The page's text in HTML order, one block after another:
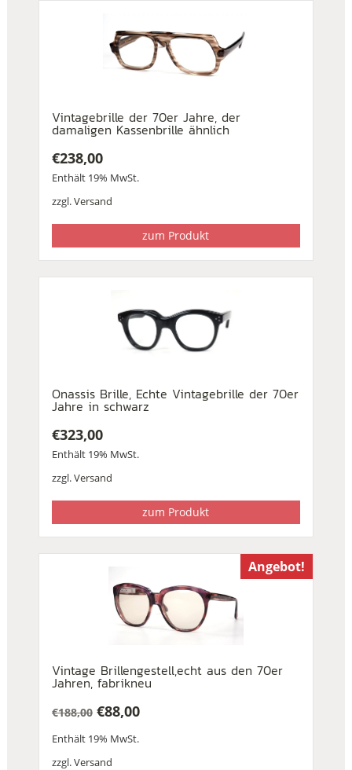
Vintagebrille der 70er Jahre, der
damaligen Kassenbrille ähnlich
€238,00
Enthält 19% MwSt.
zzgl.Versand
zum Produkt
Onassis Brille, Echte Vintagebrille der 70er
Jahre in schwarz
€323,00
Enthält 19% MwSt.
zzgl.Versand
zum Produkt
Angebot!
Vintage Brillengestell,echt aus den 70er
Jahren, fabrikneu
€188,00
Preis
war:
€88,00
Preis
ist:
Enthält 19% MwSt.
zzgl.Versand